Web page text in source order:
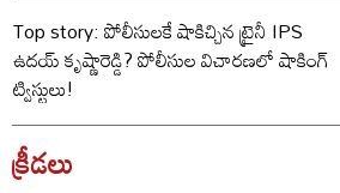
Top story: పోలీసులకే షాకిచ్చిన ట్రైనీ IPS
ఉదయ్ కృష్ణారెడ్డి? పోలీసుల విచారణలో షాకింగ్
ట్విస్టులు!
క్రీడలు